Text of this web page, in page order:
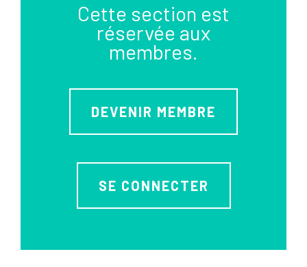
Cette section est
réservée aux
membres.
DEVENIR MEMBRE
SE CONNECTER